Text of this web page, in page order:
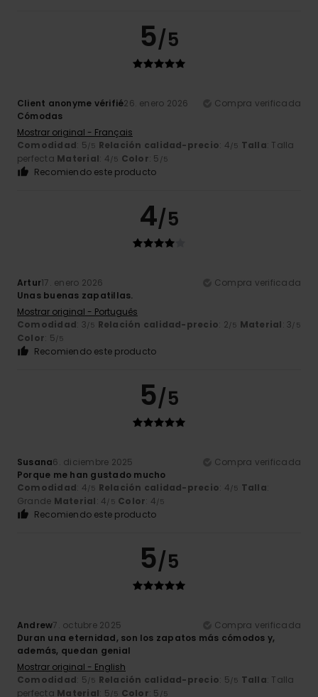
5/5
Client anonyme vérifié26. enero 2026
Compra verificada
Cómodas
Mostrar original - Français
Comodidad: 5/5 Relación calidad-precio: 4/5 Talla: Talla
perfecta Material: 4/5 Color: 5 /5
Recomiendo este producto
4/5
Artur17. enero 2026
Compra verificada
Unas buenas zapatillas.
Mostrar original - Português
Comodidad: 3/5 Relación calidad-precio: 2/5 Material: 3/5
Color: 5/5
Recomiendo este producto
5/5
Susana6. diciembre 2025
Compra verificada
Porque me han gustado mucho
Comodidad: 4/5 Relación calidad-precio: 4/5 Talla:
Grande Material: 4/5 Color: 4/5
Recomiendo este producto
5/5
Andrew7. octubre 2025
Compra verificada
Duran una eternidad, son los zapatos más cómodos y,
además, quedan genial
Mostrar original - English
Comodidad: 5/5 Relación calidad-precio: 5/5 Talla: Talla
perfecta Material: 5/5 Color: 5 /5